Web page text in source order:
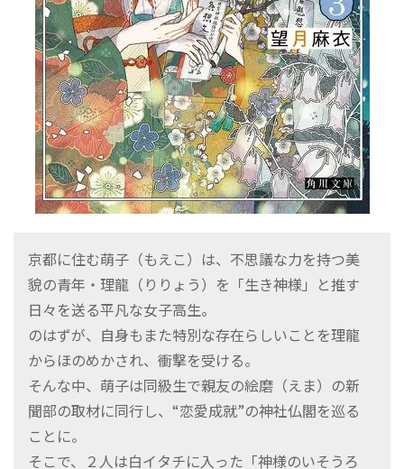
京都に住む萌子（もえこ）は、不思議な力を持つ美
貌の青年・理龍（りりょう）を「生き神様」と推す
日々を送る平凡な女子高生。
のはずが、自身もまた特別な存在らしいことを理龍
からほのめかされ、衝撃を受ける。
そんな中、萌子は同級生で親友の絵磨（えま）の新
聞部の取材に同行し、“恋愛成就”の神社仏閣を巡る
ことに。
そこで、２人は白イタチに入った「神様のいそうろ